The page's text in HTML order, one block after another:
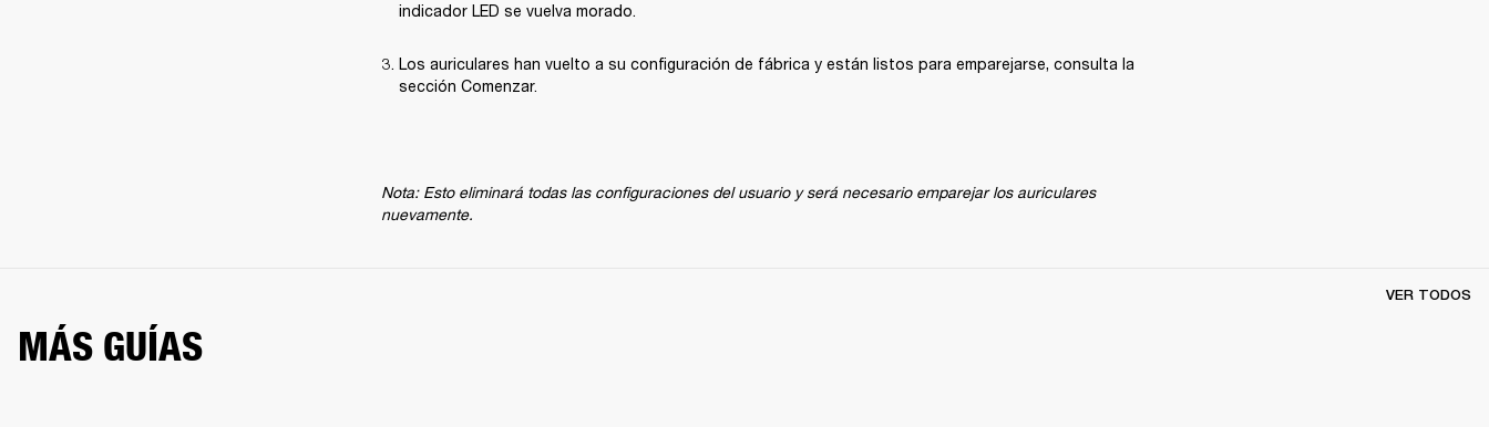
indicador LED se vuelva morado.
Los auriculares han vuelto a su configuración de fábrica y están listos para emparejarse, consulta la
sección Comenzar.
Nota: Esto eliminará todas las configuraciones del usuario y será necesario emparejar los auriculares
nuevamente.
MÁS GUÍAS
VER TODOS